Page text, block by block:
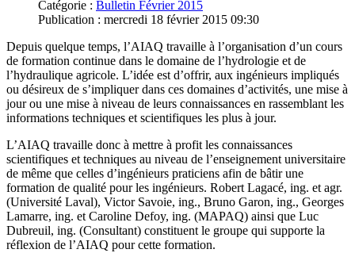
Catégorie : Bulletin Février 2015
Publication : mercredi 18 février 2015 09:30
Depuis quelque temps, l’AIAQ travaille à l’organisation d’un cours
de formation continue dans le domaine de l’hydrologie et de
l’hydraulique agricole. L’idée est d’offrir, aux ingénieurs impliqués
ou désireux de s’impliquer dans ces domaines d’activités, une mise à
jour ou une mise à niveau de leurs connaissances en rassemblant les
informations techniques et scientifiques les plus à jour.
L’AIAQ travaille donc à mettre à profit les connaissances
scientifiques et techniques au niveau de l’enseignement universitaire
de même que celles d’ingénieurs praticiens afin de bâtir une
formation de qualité pour les ingénieurs. Robert Lagacé, ing. et agr.
(Université Laval), Victor Savoie, ing., Bruno Garon, ing., Georges
Lamarre, ing. et Caroline Defoy, ing. (MAPAQ) ainsi que Luc
Dubreuil, ing. (Consultant) constituent le groupe qui supporte la
réflexion de l’AIAQ pour cette formation.